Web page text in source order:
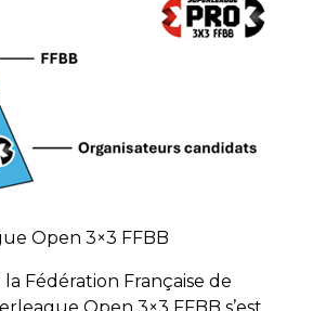
Open 3×3 FFBB
Fédération Française de